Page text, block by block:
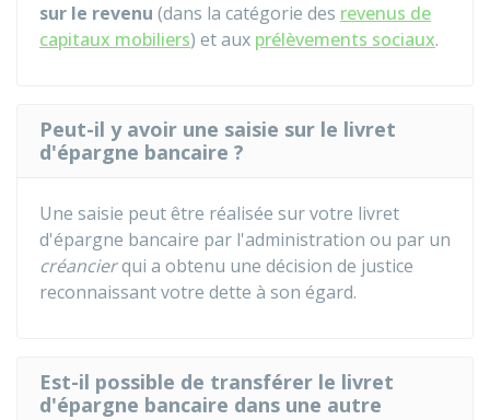
sur le revenu (dans la catégorie des revenus de
capitaux mobiliers) et aux prélèvements sociaux.
Peut-il y avoir une saisie sur le livret
d'épargne bancaire ?
Une saisie peut être réalisée sur votre livret
d'épargne bancaire par l'administration ou par un
créancierqui a obtenu une décision de justice
reconnaissant votre dette à son égard.
Est-il possible de transférer le livret
d'épargne bancaire dans une autre